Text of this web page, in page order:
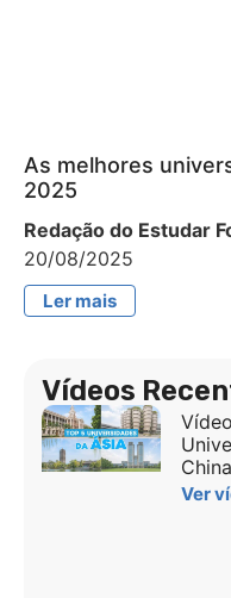
As melhores
2025
Redação do Estudar
20/08/2025
Ler mais
Vídeos
Ver